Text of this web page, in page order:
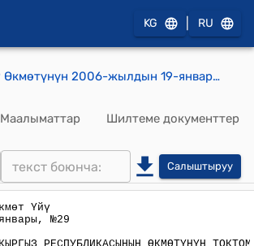
KG RU
КР Өкмөтүнүн 2006-жылдын 19-январындагы №29 «2004-жылдын 15-сентябрында Астана шаарында кол коюлган Орто (жалпы) билим берүү, баштапкы кесиптик жана орто кесиптик (атайын) билим берүү жөнүндө докумештерди өз ара таануу жана эквиваленттүүлүгү тууралуу макулдашууну ратификациялоо жөнүндө» Кыргыз Республикасынын Мыйзам долбоору тууралуу" токтому
Маалыматтар Шилтеме документтер
Салыштыруу